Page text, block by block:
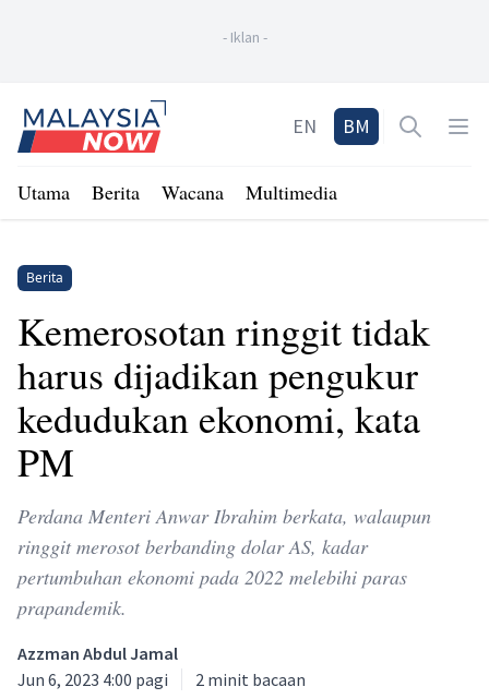
- Iklan -
Home
EN BM Open
Utama Berita Wacana Multimedia
Berita
Kemerosotan ringgit tidak
harus dijadikan pengukur
kedudukan ekonomi, kata
PM
Perdana Menteri Anwar Ibrahim berkata, walaupun
ringgit merosot berbanding dolar AS, kadar
pertumbuhan ekonomi pada 2022 melebihi paras
prapandemik.
Azzman Abdul Jamal
Jun 6, 2023 4:00 pagi
2 minit bacaan